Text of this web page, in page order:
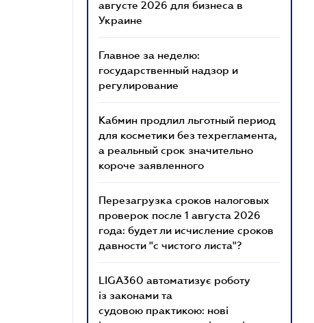
августе 2026 для бизнеса в
Украине
Главное за неделю:
государственный надзор и
регулирование
Кабмин продлил льготный период
для косметики без техрегламента,
а реальный срок значительно
короче заявленного
Перезагрузка сроков налоговых
проверок после 1 августа 2026
года: будет ли исчисление сроков
давности "с чистого листа"?
LIGA360 автоматизує роботу
із законами та
судовою практикою: нові